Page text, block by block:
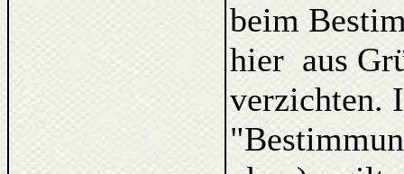
beim
hier aus
verzichten.